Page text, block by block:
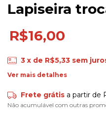
Lapiseira
R$16,00
3 x de R$5,33 sem
Ver mais detalhes
Frete grátis a partir de
Não acumulável com outras